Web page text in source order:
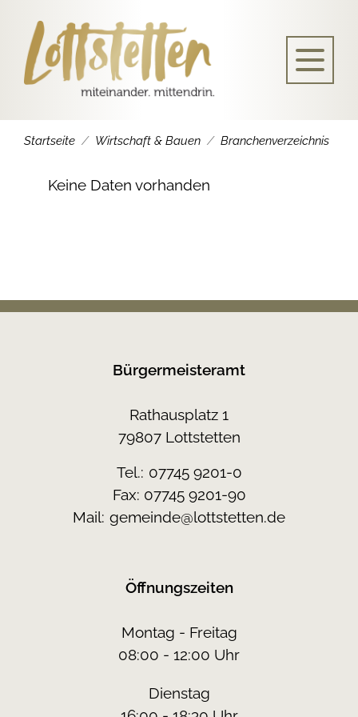
Startseite Wirtschaft & Bauen Branchenverzeichnis
Keine Daten vorhanden
Bürgermeisteramt
Rathausplatz 1
79807 Lottstetten
Tel.: 07745 9201-0
Fax: 07745 9201-90
Mail: gemeinde@lottstetten.de
Öffnungszeiten
Montag - Freitag
08:00 - 12:00 Uhr
Dienstag